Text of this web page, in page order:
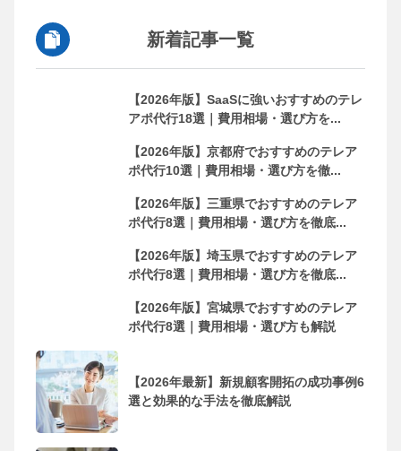
新着記事一覧
【2026年版】SaaSに強いおすすめのテレ
アポ代行18選｜費用相場・選び方を...
【2026年版】京都府でおすすめのテレア
ポ代行10選｜費用相場・選び方を徹...
【2026年版】三重県でおすすめのテレア
ポ代行8選｜費用相場・選び方を徹底...
【2026年版】埼玉県でおすすめのテレア
ポ代行8選｜費用相場・選び方を徹底...
【2026年版】宮城県でおすすめのテレア
ポ代行8選｜費用相場・選び方も解説
【2026年最新】新規顧客開拓の成功事例6
選と効果的な手法を徹底解説